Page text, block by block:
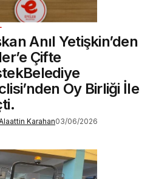
Anıl Yetişkin’den
Çifte
Oy Birliği İle
Karahan03/06/2026